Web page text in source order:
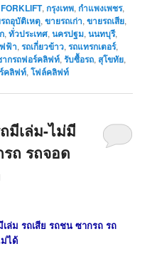
FORKLIFT,กรุงเทพ,กำแพงเพชร,
ถอุบัติเหตุ,ขายรถเก่า,ขายรถเสีย,
,ทั่วประเทศ,นครปฐม,นนทบุรี,
ฟ้า,รถเกี่ยวข้าว,รถแทรกเตอร์,
กรถฟอร์คลิฟท์,รับซื้อรถ, สุโขทัย,
คลิฟท์,โฟล์คลิฟท์
มีเล่ม-ไม่มี
รถ รถจอด
ล่ม รถเสีย รถชน ซากรถ รถ
ได้